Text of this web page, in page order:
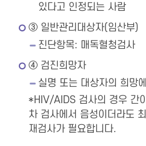
있다고 인정되는 사람
③ 일반관리대상자(임산부)
진단항목: 매독혈청검사
④ 검진희망자
실명 또는 대상자의 희망
*HIV/AIDS 검사의 경우 간
차 검사에서 음성이더라도
재검사가 필요합니다.